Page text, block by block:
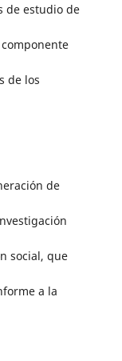
de estudio de
de los
de
social, que
a la